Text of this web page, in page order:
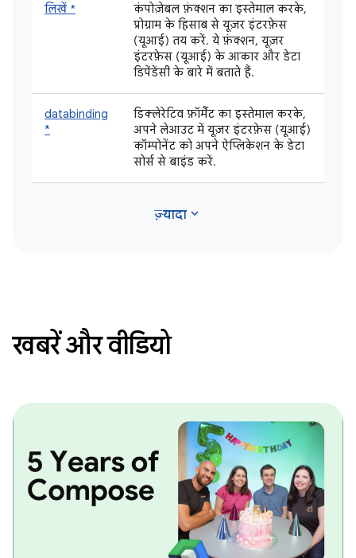
लिखें *
कंपोज़ेबल फ़ंक्शन का इस्तेमाल करके,
प्रोग्राम के हिसाब से यूज़र इंटरफ़ेस
(यूआई) तय करें. ये फ़ंक्शन, यूज़र
इंटरफ़ेस (यूआई) के आकार और डेटा
डिपेंडेंसी के बारे में बताते हैं.
databinding
*
डिक्लेरेटिव फ़ॉर्मैट का इस्तेमाल करके,
अपने लेआउट में यूज़र इंटरफ़ेस (यूआई)
कॉम्पोनेंट को अपने ऐप्लिकेशन के डेटा
सोर्स से बाइंड करें.
ज़्यादा expand_more
खबरें और वीडियो